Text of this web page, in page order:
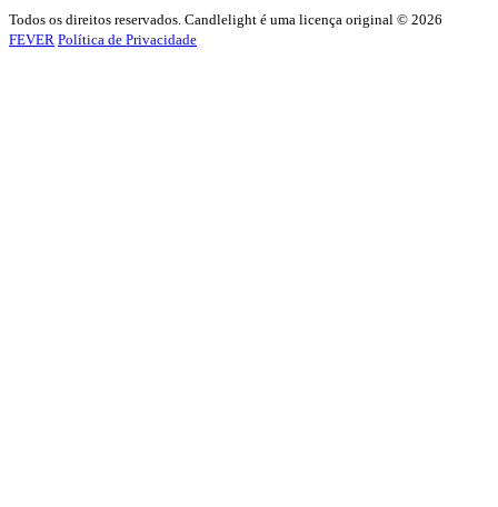
Todos os direitos reservados. Candlelight é uma licença original © 2026
FEVER Política de Privacidade